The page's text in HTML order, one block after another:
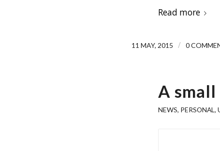
Read more
11 MAY, 2015 / 0
A
NEWS, PERSONAL,